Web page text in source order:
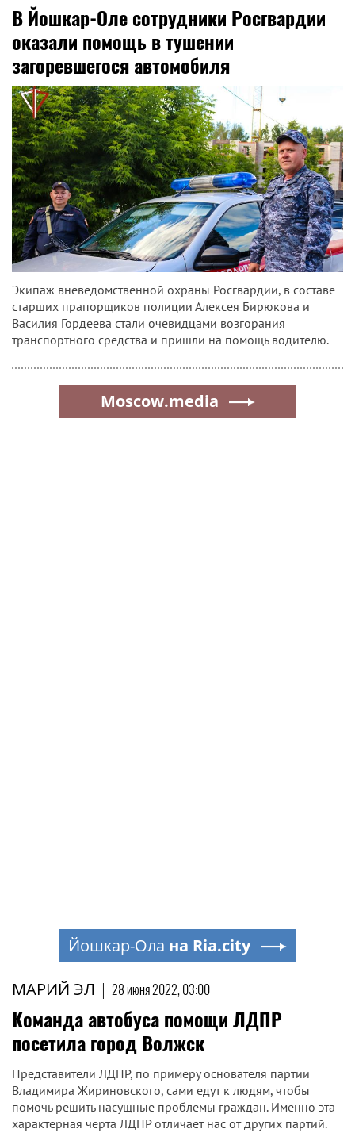
В Йошкар-Оле сотрудники Росгвардии
оказали помощь в тушении
загоревшегося автомобиля
Экипаж вневедомственной охраны Росгвардии, в составе
старших прапорщиков полиции Алексея Бирюкова и
Василия Гордеева стали очевидцами возгорания
транспортного средства и пришли на помощь водителю.
МАРИЙ ЭЛ | 28 июня 2022, 03:00
Команда автобуса помощи ЛДПР
посетила город Волжск
Представители ЛДПР, по примеру основателя партии
Владимира Жириновского, сами едут к людям, чтобы
помочь решить насущные проблемы граждан. Именно эта
характерная черта ЛДПР отличает нас от других партий.
Moscow.media
Йошкар-Ола на Ria.city